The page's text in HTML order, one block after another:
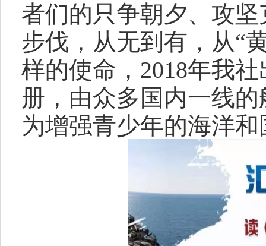
者们的只争朝夕、攻
步伐，从无到有，从“
样的使命，2018年我
册，由众多国内一线
为增强青少年的海洋